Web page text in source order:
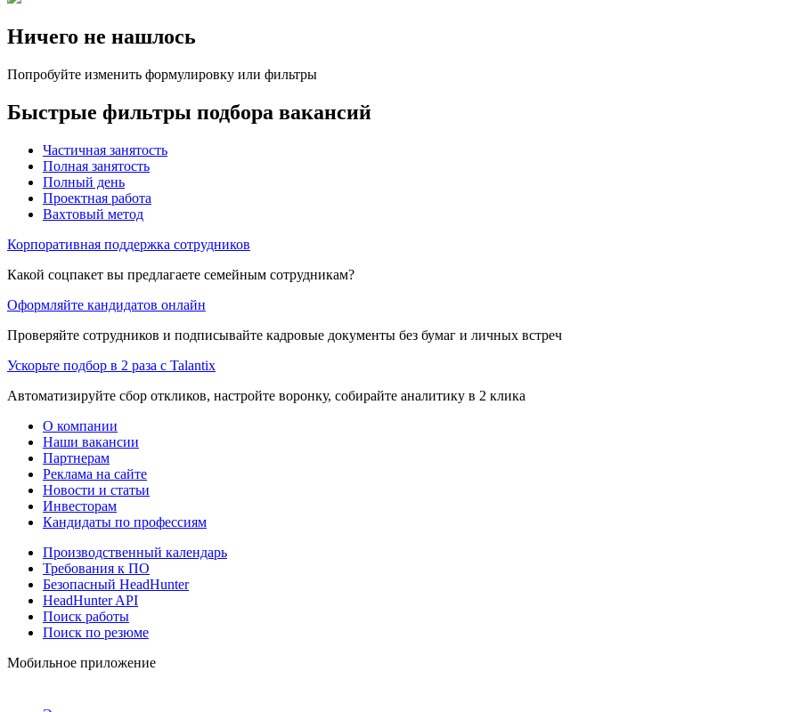
Ничего не нашлось
Попробуйте изменить формулировку или фильтры
Быстрые фильтры подбора вакансий
Частичная занятость
Полная занятость
Полный день
Проектная работа
Вахтовый метод
Корпоративная поддержка сотрудников
Какой соцпакет вы предлагаете семейным сотрудникам?
Оформляйте кандидатов онлайн
Проверяйте сотрудников и подписывайте кадровые документы без бумаг и личных встреч
Ускорьте подбор в 2 раза с Talantix
Автоматизируйте сбор откликов, настройте воронку, собирайте аналитику в 2 клика
О компании
Наши вакансии
Партнерам
Реклама на сайте
Новости и статьи
Инвесторам
Кандидаты по профессиям
Производственный календарь
Требования к ПО
Безопасный HeadHunter
HeadHunter API
Поиск работы
Поиск по резюме
Мобильное приложение